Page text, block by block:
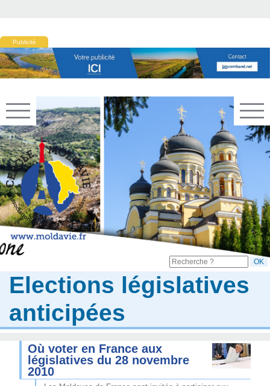
Publicité
Elections législatives
anticipées
Où voter en France aux
législatives du 28 novembre
2010